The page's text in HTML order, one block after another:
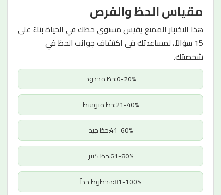
مقياس الحظ والفرص
هذا الاختبار الممتع يقيس مستوى حظك في الحياة بناءً على
15 سؤالاً، لمساعدتك في اكتشاف جوانب الحظ في
شخصيتك.
0-20%:حظ محدود
21-40%:حظ متوسط
41-60%:حظ جيد
61-80%:حظ كبير
81-100%:محظوظ جداً